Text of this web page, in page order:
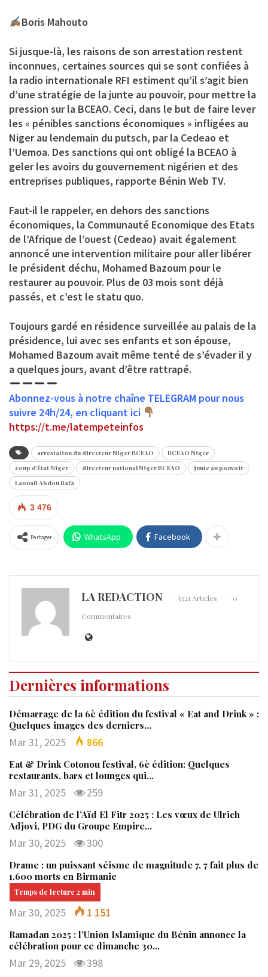
Boris Mahouto
Si jusque-là, les raisons de son arrestation restent
inconnues, certaines sources qui se sont confiées à
la radio internationale RFI estiment qu’il s’agit bien
d’une stratégie de la junte au pouvoir, pour mettre la
pression sur la BCEAO. Ceci, dans le but de faire lever
les « pénibles sanctions économiques » infligées au
Niger au lendemain du putsch, par la Cedeao et
l’Uemoa. Des sanctions qui ont obligé la BCEAO à
geler les avoirs du gouvernement nigérien et des
entreprises publiques, rapporte Bénin Web TV.
Faut-il le rappeler, en dehors des sanctions
économiques, la Communauté Economique des Etats
de l’Afrique de l’ouest (Cedeao) avait également
annoncé une intervention militaire pour aller libérer
le président déchu, Mohamed Bazoum pour le
restaurer au pouvoir. Plus de 03 mois sont déjà
passés, et c’est le statu quo.
Toujours gardé en résidence surveillée au palais de la
présidence, lui avec ses enfants et son épouse,
Mohamed Bazoum avait même tenté de s’évader il y
a quelques jours, avant d’être rattrapé.
Abonnez-vous à notre chaîne TELEGRAM pour nous
suivre 24h/24, en cliquant ici
https://t.me/latempeteinfos
arrestation du directeur Niger BCEAO
BCEAO Niger
coup d'État Niger
directeur national Niger BCEAO
junte au pouvoir
Laouali Abdou Rafa
3 476
Partager WhatsApp Facebook
LA REDACTION 5321 Articles
0
Commentaires
Dernières informations
Démarrage de la 6è édition du festival « Eat and Drink » :
Quelques images des derniers…
Mar 31, 2025 866
Eat & Drink Cotonou festival, 6è édition: Quelques
restaurants, bars et lounges qui…
Mar 31, 2025 259
Célébration de l’Aïd El Fitr 2025 : Les vœux de Ulrich
Adjovi, PDG du Groupe Empire…
Mar 30, 2025 300
Drame : un puissant séisme de magnitude 7, 7 fait plus de
1.600 morts en Birmanie
Mar 30, 2025 1 151
Ramadan 2025 : l’Union Islamique du Bénin annonce la
célébration pour ce dimanche 30…
Mar 29, 2025 398